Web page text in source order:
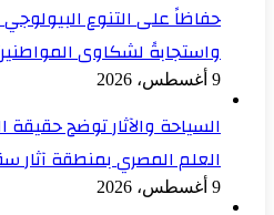
حفاظاً على التنوع
واستجابةً لشكاوى
9 أغسطس، 2026
السياحة والآثار توضح حقيقة
العلم المصري بمنطقة آثار
9 أغسطس، 2026